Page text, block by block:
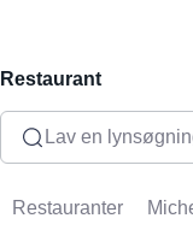
Restaurant
Lav en
Restauranter